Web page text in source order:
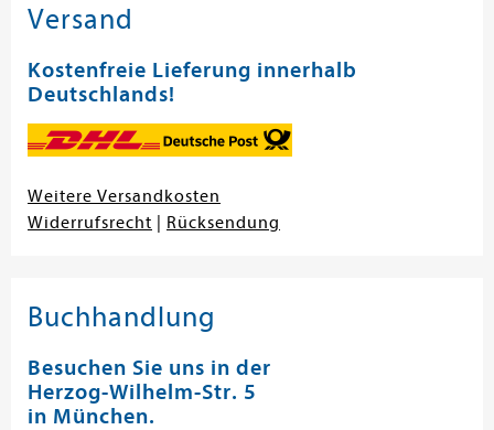
Versand
Kostenfreie Lieferung innerhalb
Deutschlands!
Weitere Versandkosten
Widerrufsrecht
Rücksendung
Buchhandlung
Besuchen Sie uns in der
Herzog-Wilhelm-Str. 5
in München.